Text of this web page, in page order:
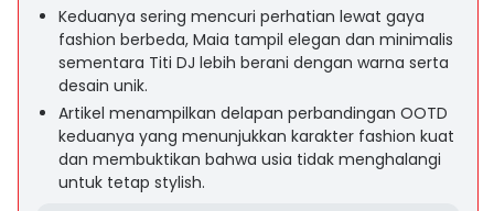
Keduanya sering mencuri perhatian lewat gaya
fashion berbeda, Maia tampil elegan dan minimalis
sementara Titi DJ lebih berani dengan warna serta
desain unik.
Artikel menampilkan delapan perbandingan OOTD
keduanya yang menunjukkan karakter fashion kuat
dan membuktikan bahwa usia tidak menghalangi
untuk tetap stylish.